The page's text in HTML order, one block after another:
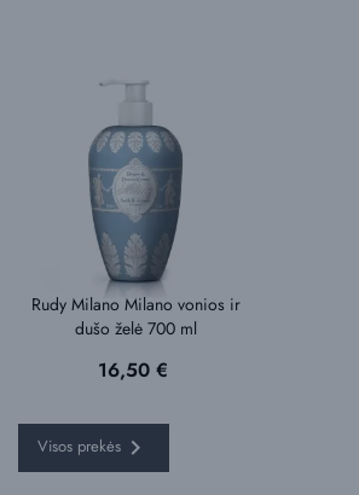
Rudy Milano Milano vonios ir
dušo želė 700 ml
Kaina
16,50 €
Visos prekės 